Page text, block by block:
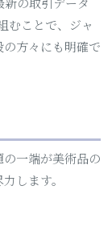
むことで、ジャ
方々にも明確で
一端が美術品の
します。